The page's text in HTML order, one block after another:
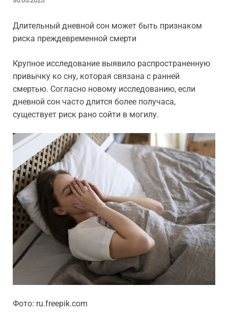
Длительный дневной сон может быть признаком
риска преждевременной смерти
Крупное исследование выявило распространенную
привычку ко сну, которая связана с ранней
смертью. Согласно новому исследованию, если
дневной сон часто длится более получаса,
существует риск рано сойти в могилу.
Фото: ru.freepik.com